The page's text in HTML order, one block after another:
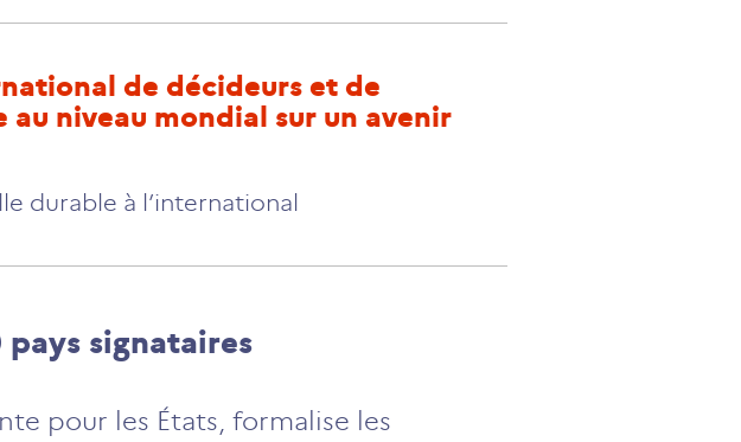
de décideurs et de
niveau mondial sur un avenir
durable à l’international
pays signataires
pour les États, formalise les